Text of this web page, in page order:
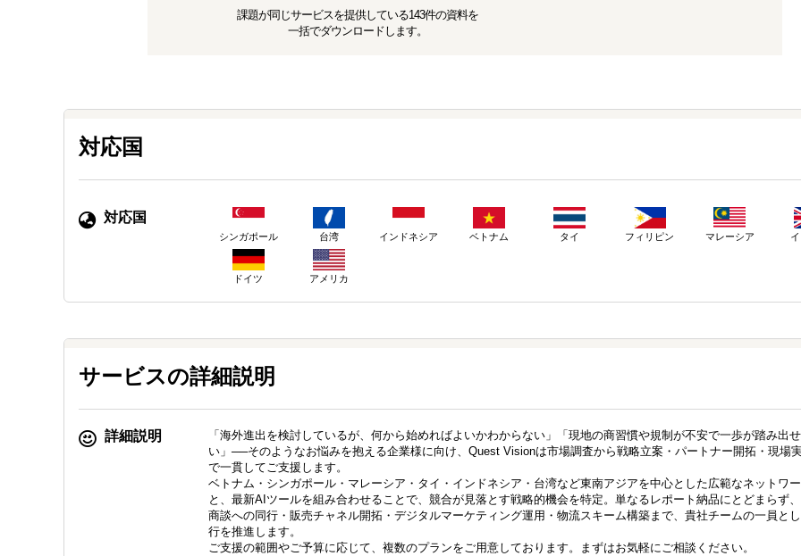
課題が同じサービスを提供している143件の資料を
一括でダウンロードします。
対応国
対応国
シンガポール 台湾 インドネシア ベトナム タイ フィリピン マレーシア
ドイツ アメリカ
サービスの詳細説明
詳細説明
「海外進出を検討しているが、何から始めればよいかわからない」「現地の商習慣や規制が不安で一歩が踏み出
い」──そのようなお悩みを抱える企業様に向け、Quest Visionは市場調査から戦略立案・パートナー開拓・現場
で一貫してご支援します。
ベトナム・シンガポール・マレーシア・タイ・インドネシア・台湾など東南アジアを中心とした広範なネットワ
と、最新AIツールを組み合わせることで、競合が見落とす戦略的機会を特定。単なるレポート納品にとどまらず
商談への同行・販売チャネル開拓・デジタルマーケティング運用・物流スキーム構築まで、貴社チームの一員と
行を推進します。
ご支援の範囲やご予算に応じて、複数のプランをご用意しております。まずはお気軽にご相談ください。